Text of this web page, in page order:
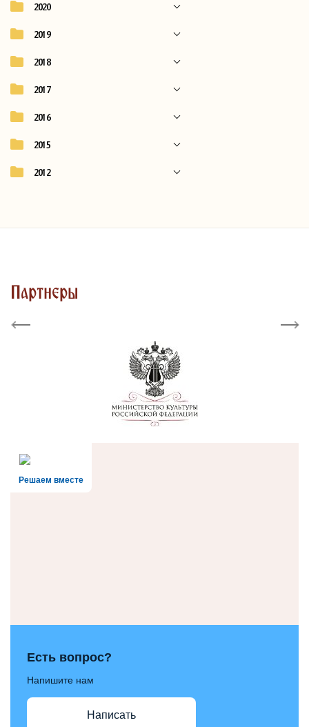
2020
2019
2018
2017
2016
2015
2012
Партнеры
Previous Next
Решаем вместе
Есть вопрос?
Напишите нам
Написать